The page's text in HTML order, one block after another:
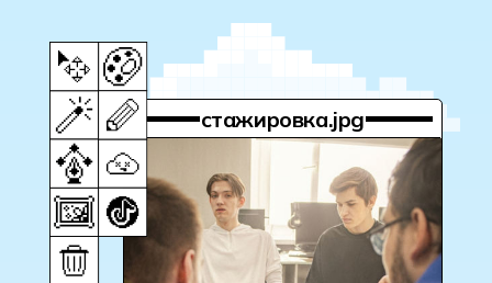
специалист с опытом
70 000 ₽
начинающий
специалист
конкурентные зарплаты